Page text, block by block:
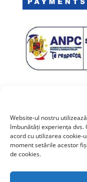
Website-ul nostru
îmbunătăți experiența dvs.
acord cu utilizarea cookie-
moment setările acestor
de cookies.